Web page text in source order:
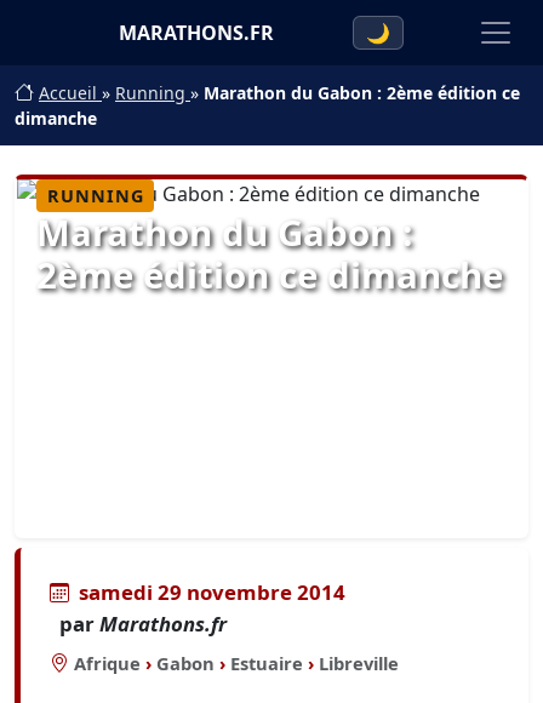
MARATHONS.FR 🌙
Accueil » Running » Marathon du Gabon : 2ème édition ce
dimanche
RUNNING
Marathon du Gabon :
2ème édition ce dimanche
samedi 29 novembre 2014
parMarathons.fr
Afrique › Gabon › Estuaire › Libreville